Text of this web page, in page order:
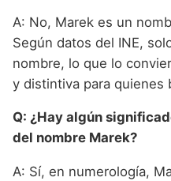
A: No, Marek es un
Según datos del INE,
nombre, lo que lo
y distintiva para quienes
Q: ¿Hay algún
del nombre Marek?
A: Sí, en numerología,